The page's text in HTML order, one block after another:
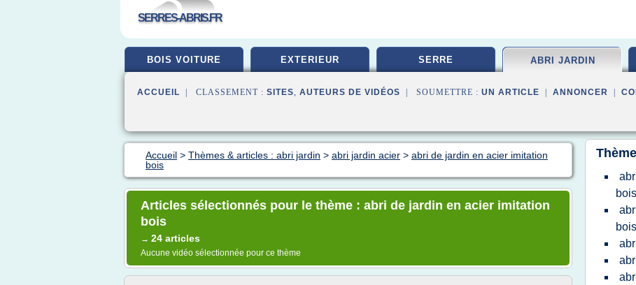
SERRES-ABRIS.FR
BOIS VOITURE EXTERIEUR SERRE ABRI JARDIN
ACCUEIL | CLASSEMENT : SITES, AUTEURS DE VIDÉOS | SOUMETTRE : UN ARTICLE ANNONCER
Accueil > Thèmes & articles : abri jardin > abri jardin acier > abri de jardin en acier imitation
bois
Articles sélectionnés pour le thème : abri de jardin en acier imitation
bois
→ 24 articles
Aucune vidéo sélectionnée pour ce thème
bois
bois